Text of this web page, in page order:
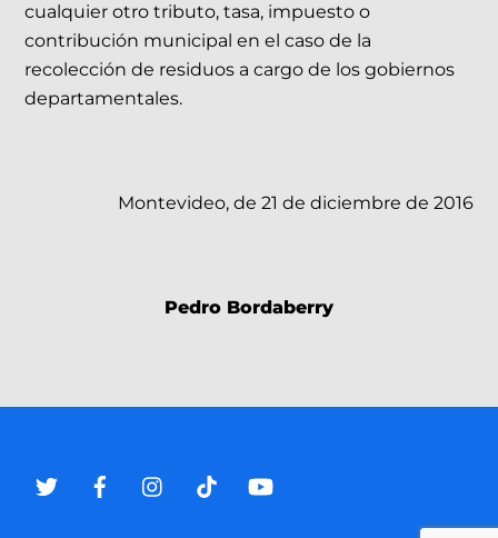
cualquier otro tributo, tasa, impuesto o
contribución municipal en el caso de la
recolección de residuos a cargo de los gobiernos
departamentales.
Montevideo, de 21 de diciembre de 2016
Pedro Bordaberry